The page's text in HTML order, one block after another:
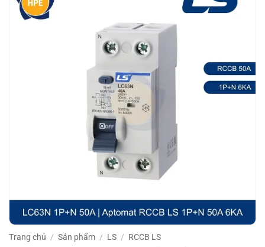
Trang chủ / Sản phẩm / LS / RCCB LS